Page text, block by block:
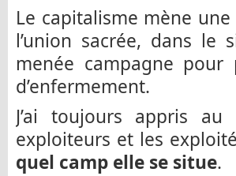
Le capitalisme mène
l’union sacrée, dans le
menée campagne
d’enfermement.
J’ai toujours appris
exploiteurs et les
quel camp elle se situe.